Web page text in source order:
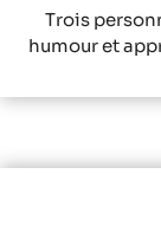
Trois
humour et